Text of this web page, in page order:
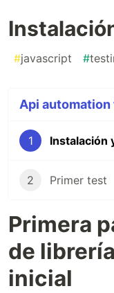
#javascript #
Api
1 Instalación
2 Primer test
Primera
de
inicial